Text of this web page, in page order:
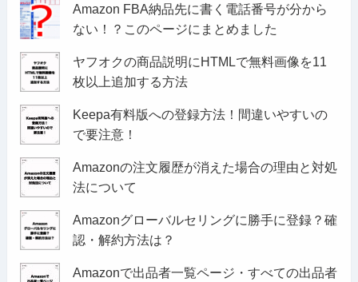
Amazon FBA納品先に書く電話番号が分から
ない！？このページにまとめました
ヤフオクの商品説明にHTMLで無料画像を11
枚以上追加する方法
Keepa有料版への登録方法！間違いやすいの
で要注意！
Amazonの注文履歴が消えた場合の理由と対処
法について
Amazonグローバルセリングに勝手に登録？確
認・解約方法は？
Amazonで出品者一覧ページ・すべての出品者